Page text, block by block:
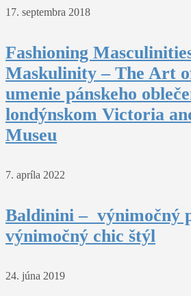
17. septembra 2018
Fashioning
Maskulinity – The Art
umenie pánskeho
londýnskom Victoria
Museu
7. apríla 2022
Baldinini – výnimočný
výnimočný chic štýl
24. júna 2019